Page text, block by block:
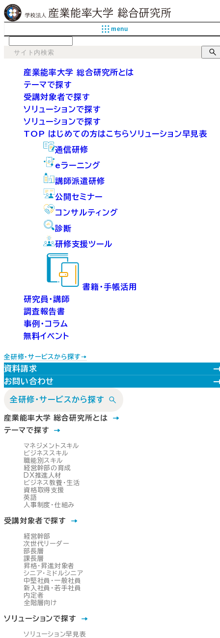
menu
産業能率大学 総合研究所とは
テーマで探す
受講対象者で探す
ソリューションで探す
ソリューションで探す
TOP はじめての方はこちらソリューション早見表
通信研修
eラーニング
講師派遣研修
公開セミナー
コンサルティング
診断
研修支援ツール
書籍・手帳活用
研究員・講師
調査報告書
事例・コラム
無料イベント
全研修・サービスから探す
資料請求
お問い合わせ
全研修・サービスから探す
産業能率大学 総合研究所とは
テーマで探す
マネジメントスキル
ビジネススキル
職能別スキル
経営幹部の育成
DX推進人材
ビジネス教養・生活
資格取得支援
英語
人事制度・仕組み
受講対象者で探す
経営幹部
次世代リーダー
部長層
課長層
昇格・昇進対象者
シニア・ミドルシニア
中堅社員・一般社員
新入社員・若手社員
内定者
全階層向け
ソリューションで探す
ソリューション早見表